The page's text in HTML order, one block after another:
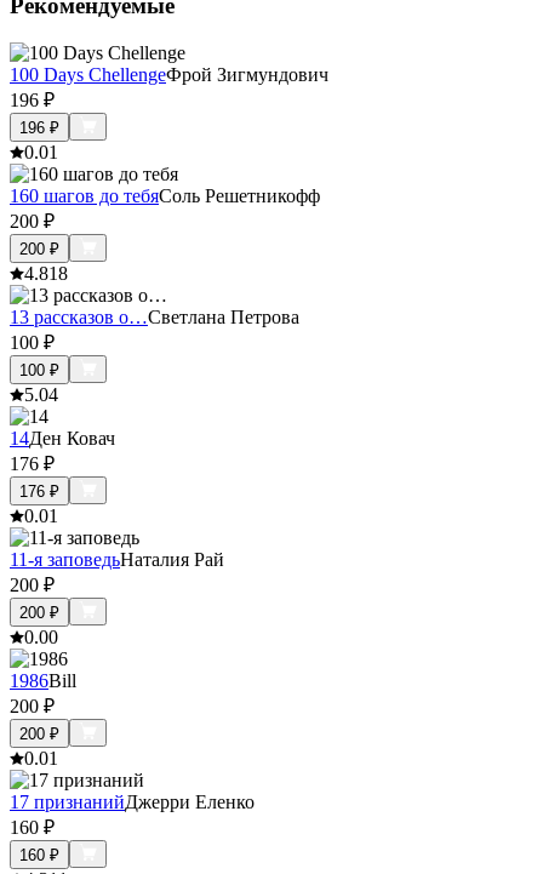
Рекомендуемые
100 Days ChellengeФрой Зигмундович
196 ₽
196 ₽
0.01
160 шагов до тебяСоль Решетникофф
200 ₽
200 ₽
4.818
13 рассказов о…Светлана Петрова
100 ₽
100 ₽
5.04
14Ден Ковач
176 ₽
176 ₽
0.01
11-я заповедьНаталия Рай
200 ₽
200 ₽
0.00
1986Bill
200 ₽
200 ₽
0.01
17 признанийДжерри Еленко
160 ₽
160 ₽